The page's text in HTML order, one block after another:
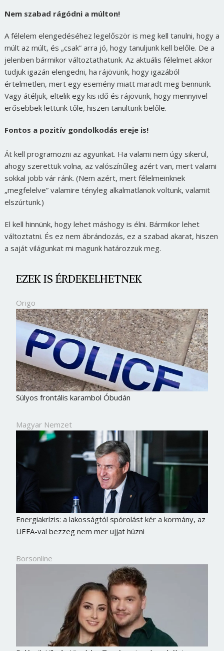
Nem szabad rágódni a múlton!
A félelem elengedéséhez legelőször is meg kell tanulni, hogy a
múlt az múlt, és „csak” arra jó, hogy tanuljunk kell belőle. De a
jelenben bármikor változtathatunk. Az aktuális félelmet akkor
tudjuk igazán elengedni, ha rájövünk, hogy igazából
értelmetlen, mert egy esemény miatt maradt meg bennünk.
Vagy átéljük, eltelik egy kis idő és rájövünk, hogy mennyivel
erősebbek lettünk tőle, hiszen tanultunk belőle.
Fontos a pozitív gondolkodás ereje is!
Át kell programozni az agyunkat. Ha valami nem úgy sikerül,
ahogy szerettük volna, az valószínűleg azért van, mert valami
sokkal jobb vár ránk. (Nem azért, mert félelmeinknek
„megfelelve” valamire tényleg alkalmatlanok voltunk, valamit
elszúrtunk.)
El kell hinnünk, hogy lehet máshogy is élni. Bármikor lehet
változtatni. És ez nem ábrándozás, ez a szabad akarat, hiszen
a saját világunkat mi magunk határozzuk meg.
EZEK IS ÉRDEKELHETNEK
Origo
Súlyos frontális karambol Óbudán
Magyar Nemzet
Energiakrízis: a lakosságtól spórolást kér a kormány, az
UEFA-val bezzeg nem mer ujjat húzni
Borsonline